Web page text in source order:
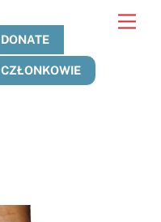
DONATE
CZŁONKOWIE